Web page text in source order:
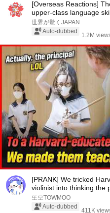
[Overseas Reactions]
upper-class language
世界が驚くJAPAN
Auto-dubbed
1.2M
[PRANK] We tricked
violinist into thinking the
또모TOWMOO
Auto-dubbed
411K